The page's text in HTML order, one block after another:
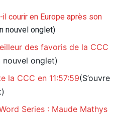
courir en Europe après son
nouvel onglet)
des favoris de la CCC
nouvel onglet)
la CCC en 11:57:59(S’ouvre
Series : Maude Mathys